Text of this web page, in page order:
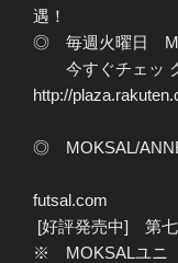
遇！
◎ 毎週火曜日
今すぐチェ
http://
◎ MOKSAL/
⇒
futsal.com
[好評発売中] 第七
※ MOKSALユニ